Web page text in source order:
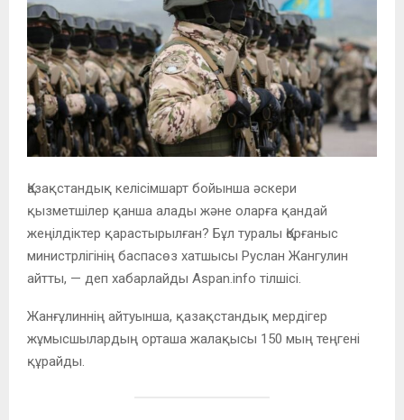
Қазақстандық келісімшарт бойынша әскери
қызметшілер қанша алады және оларға қандай
жеңілдіктер қарастырылған? Бұл туралы Қорғаныс
министрлігінің баспасөз хатшысы Руслан Жангулин
айтты, — деп хабарлайды Aspan.info тілшісі.
Жанғұлиннің айтуынша, қазақстандық мердігер
жұмысшылардың орташа жалақысы 150 мың теңгені
құрайды.